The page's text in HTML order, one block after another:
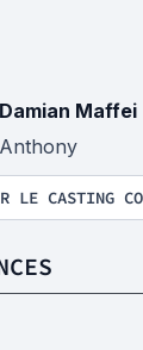
Damian Maffei
Anthony
LE CASTING